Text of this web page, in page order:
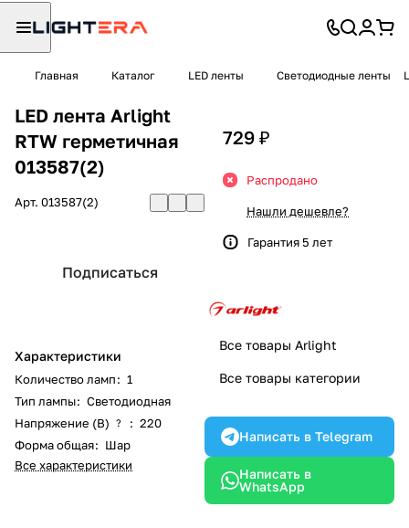
Главная Каталог LED ленты Светодиодные ленты
LED лента Arlight
RTW герметичная
013587(2)
Арт. 013587(2)
Подписаться
Характеристики
Количество ламп: 1
Тип лампы: Светодиодная
Напряжение (В)
? : 220
Форма общая: Шар
Все характеристики
729 ₽
Распродано
Нашли дешевле?
Гарантия 5 лет
Все товары Arlight
Все товары категории
Написать в Telegram
Написать в
WhatsApp